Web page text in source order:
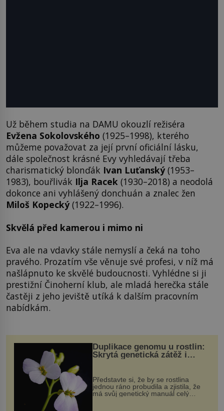
Už během studia na DAMU okouzlí režiséra
Evžena Sokolovského (1925–1998), kterého
můžeme považovat za její první oficiální lásku,
dále společnost krásné Evy vyhledávají třeba
charismatický blonďák Ivan Luťanský(1953–
1983), bouřlivák Ilja Racek (1930–2018) a neodolá
dokonce ani vyhlášený donchuán a znalec žen
Miloš Kopecký(1922–1996).
Skvělá před kamerou i mimo ni
Eva ale na vdavky stále nemyslí a čeká na toho
pravého. Prozatím vše věnuje své profesi, v níž má
našlápnuto ke skvělé budoucnosti. Vyhlédne si ji
prestižní Činoherní klub, ale mladá herečka stále
častěji z jeho jeviště utíká k dalším pracovním
nabídkám.
Duplikace genomu u rostlin:
Skrytá genetická zátěž i
Představte si, že by se rostlina
jednou ráno probudila a zjistila, že
má svůj genetický manuál celý